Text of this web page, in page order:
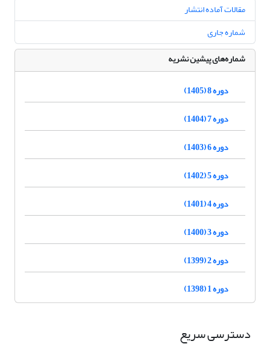
مقالات آماده انتشار
شماره جاری
شماره‌های پیشین نشریه
دوره 8 (1405)
دوره 7 (1404)
دوره 6 (1403)
دوره 5 (1402)
دوره 4 (1401)
دوره 3 (1400)
دوره 2 (1399)
دوره 1 (1398)
دسترسی سریع